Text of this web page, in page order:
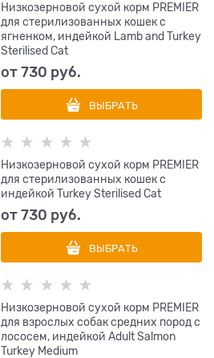
Низкозерновой сухой корм PREMIER
для стерилизованных кошек с
ягненком, индейкой Lamb and Turkey
Sterilised Cat
от730 руб.
ВЫБРАТЬ
Низкозерновой сухой корм PREMIER
для стерилизованных кошек с
индейкой Turkey Sterilised Cat
от730 руб.
ВЫБРАТЬ
Низкозерновой сухой корм PREMIER
для взрослых собак средних пород с
лососем, индейкой Adult Salmon
Turkey Medium